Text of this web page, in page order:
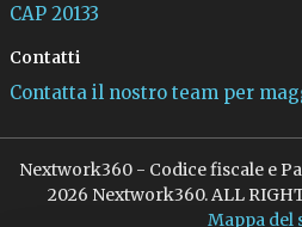
CAP 20133
Contatti
Contatta il nostro team per
Nextwork360 - Codice fiscale e
2026 Nextwork360. ALL
Mappa del